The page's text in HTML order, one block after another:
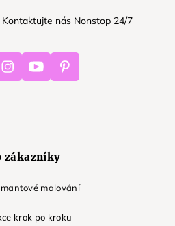
Kontaktujte nás Nonstop 24/7
InstagramYoutube Pinterest
zákazníky
malování
krok po kroku